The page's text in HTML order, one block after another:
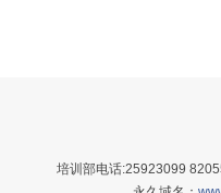
培训部电话:25923099